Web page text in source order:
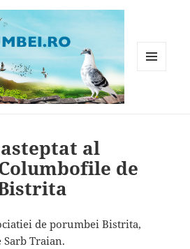
al
de
de porumbei Bistrita,
Traian.